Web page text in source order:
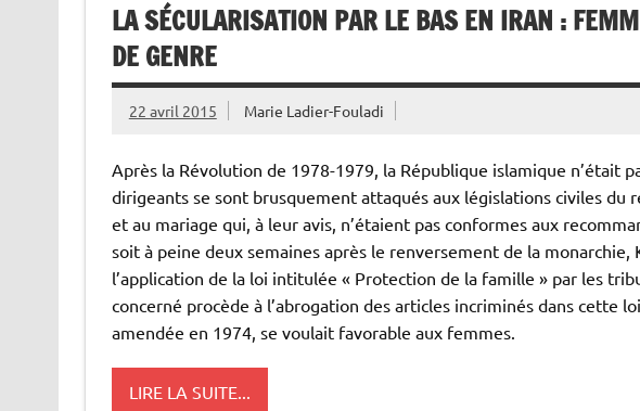
LA SÉCULARISATION PAR LE BAS EN IRAN :
DE GENRE
22 avril 2015 Marie Ladier-Fouladi
Après la Révolution de 1978-1979, la République islamique n’était
dirigeants se sont brusquement attaqués aux législations civiles du
et au mariage qui, à leur avis, n’étaient pas conformes aux
soit à peine deux semaines après le renversement de la monarchie,
l’application de la loi intitulée « Protection de la famille » par les
concerné procède à l’abrogation des articles incriminés dans cette
amendée en 1974, se voulait favorable aux femmes.
LIRE LA SUITE...